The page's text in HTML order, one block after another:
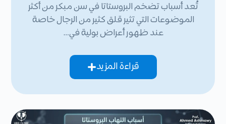
تُعد أسباب تضخم البروستاتا في سن مبكر من أكثر
الموضوعات التي تثير قلق كثير من الرجال خاصة
عند ظهور أعراض بولية في…
قراءة المزيد